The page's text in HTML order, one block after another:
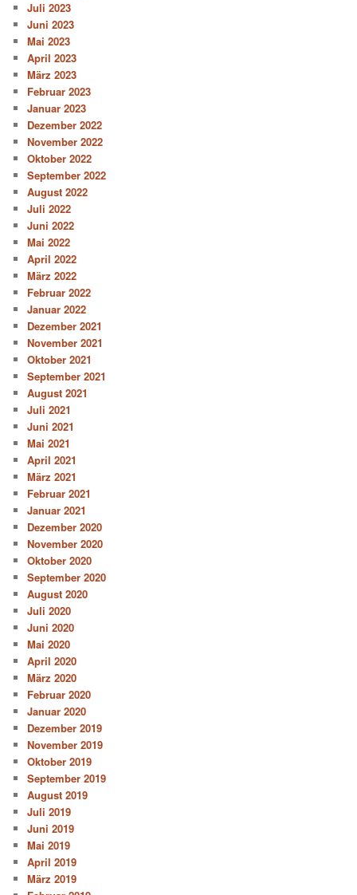
Juli 2023
Juni 2023
Mai 2023
April 2023
März 2023
Februar 2023
Januar 2023
Dezember 2022
November 2022
Oktober 2022
September 2022
August 2022
Juli 2022
Juni 2022
Mai 2022
April 2022
März 2022
Februar 2022
Januar 2022
Dezember 2021
November 2021
Oktober 2021
September 2021
August 2021
Juli 2021
Juni 2021
Mai 2021
April 2021
März 2021
Februar 2021
Januar 2021
Dezember 2020
November 2020
Oktober 2020
September 2020
August 2020
Juli 2020
Juni 2020
Mai 2020
April 2020
März 2020
Februar 2020
Januar 2020
Dezember 2019
November 2019
Oktober 2019
September 2019
August 2019
Juli 2019
Juni 2019
Mai 2019
April 2019
März 2019